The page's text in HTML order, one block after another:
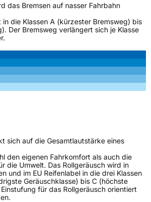
das Bremsen auf nasser Fahrbahn
in die Klassen A (kürzester Bremsweg) bis
Der Bremsweg verlängert sich je Klasse
sich auf die Gesamtlautstärke eines
den eigenen Fahrkomfort als auch die
die Umwelt. Das Rollgeräusch wird in
und im EU Reifenlabel in die drei Klassen
Geräuschklasse) bis C (höchste
für das Rollgeräusch orientiert